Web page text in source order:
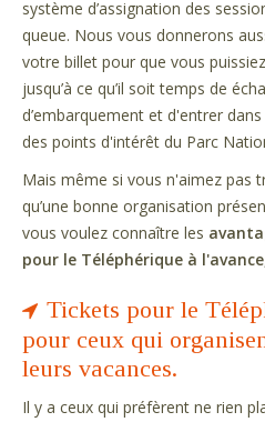
système d’assignation des
queue. Nous vous donnerons
votre billet pour que vous
jusqu’à ce qu’il soit temps de
d’embarquement et d'entrer
des points d'intérêt du Parc
Mais même si vous n'aimez pas
qu’une bonne organisation
vous voulez connaître les
pour le Téléphérique à l'avance
Tickets pour le
pour ceux qui
leurs vacances.
Il y a ceux qui préfèrent ne rien